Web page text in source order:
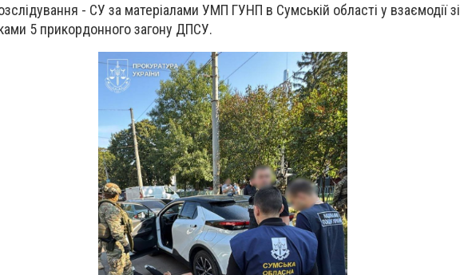
- СУ за матеріалами УМП ГУНП в Сумській області у взаємодії зі
5 прикордонного загону ДПСУ.